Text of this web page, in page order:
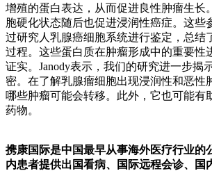
增殖的蛋白表达，从而促进良性肿瘤生长
胞硬化状态随后也促进浸润性癌症。这些
过研究人乳腺癌细胞系统进行鉴定，总结
过程。这些蛋白质在肿瘤形成中的重要性
证实。Janody表示，我们的研究进一步揭
密。在了解乳腺瘤细胞出现浸润性和恶性
哪些肿瘤可能会转移。此外，它也可能有
药物。
携康国际是中国最早从事海外医疗行业的
内患者提供出国看病、国际远程会诊、国